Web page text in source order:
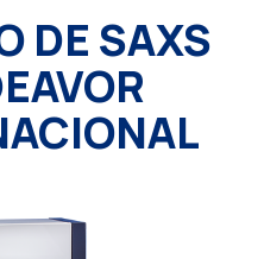
DE SAXS